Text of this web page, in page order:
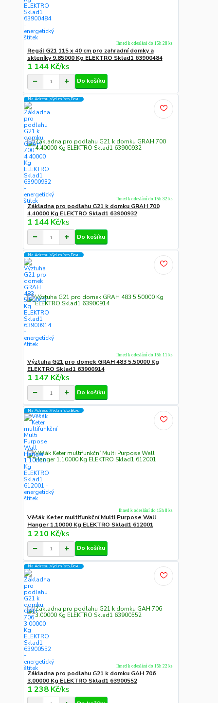
Regál G21 115 x 40 cm pro zahradní domky a
skleníky 9.85000 Kg ELEKTRO Sklad1 63900484
1 144 Kč/ks
Ihned k odeslání do 15h 28 ks
Do košíku
Na Adresu,Výd.místo,Boxu
Základna pro podlahu G21 k domku GRAH 700
4.40000 Kg ELEKTRO Sklad1 63900932
1 144 Kč/ks
Ihned k odeslání do 15h 32 ks
Do košíku
Na Adresu,Výd.místo,Boxu
Výztuha G21 pro domek GRAH 483 5.50000 Kg
ELEKTRO Sklad1 63900914
1 147 Kč/ks
Ihned k odeslání do 15h 11 ks
Do košíku
Na Adresu,Výd.místo,Boxu
Věšák Keter multifunkční Multi Purpose Wall
Hanger 1.10000 Kg ELEKTRO Sklad1 612001
1 210 Kč/ks
Ihned k odeslání do 15h 8 ks
Do košíku
Na Adresu,Výd.místo,Boxu
Základna pro podlahu G21 k domku GAH 706
3.00000 Kg ELEKTRO Sklad1 63900552
1 238 Kč/ks
Ihned k odeslání do 15h 22 ks